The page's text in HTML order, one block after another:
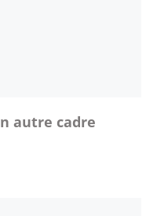
autre cadre